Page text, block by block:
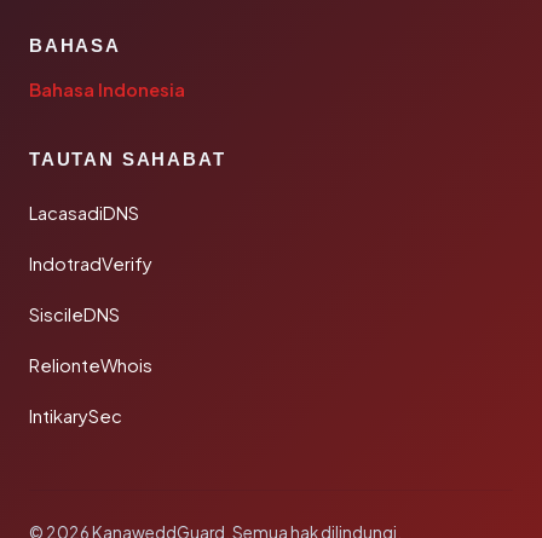
BAHASA
Bahasa Indonesia
TAUTAN SAHABAT
LacasadiDNS
IndotradVerify
SiscileDNS
RelionteWhois
IntikarySec
© 2026 KanaweddGuard. Semua hak dilindungi.